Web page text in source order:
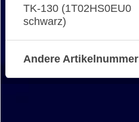
TK-130 (1T02HS0EU0
schwarz)
Andere Artikelnummer